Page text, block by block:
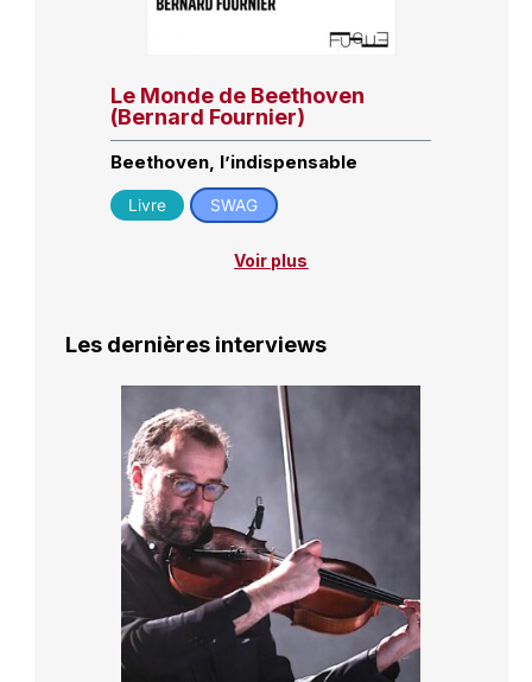
Le Monde de Beethoven
(Bernard Fournier)
Beethoven, l’indispensable
Livre SWAG
Voir plus
Les dernières interviews